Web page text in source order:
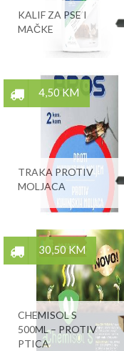
KALIF ZA PSE I
MAČKE
4,50 KM
TRAKA PROTIV
MOLJACA
30,50 KM
CHEMISOL S
500ML – PROTIV
PTICA